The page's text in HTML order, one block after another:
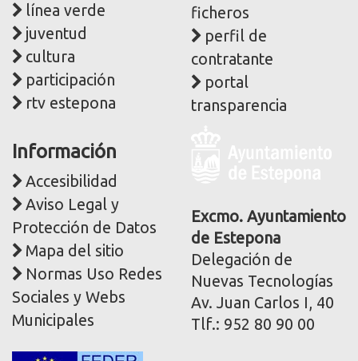
línea verde
juventud
cultura
participación
rtv estepona
ficheros
perfil de
contratante
portal
transparencia
Información
Accesibilidad
Aviso Legal y
Protección de Datos
Mapa del sitio
Normas Uso Redes
Sociales y Webs
Municipales
corporativa
Excmo. Ayuntamiento
de Estepona
Delegación de
Nuevas Tecnologías
Av. Juan Carlos I, 40
Tlf.: 952 80 90 00